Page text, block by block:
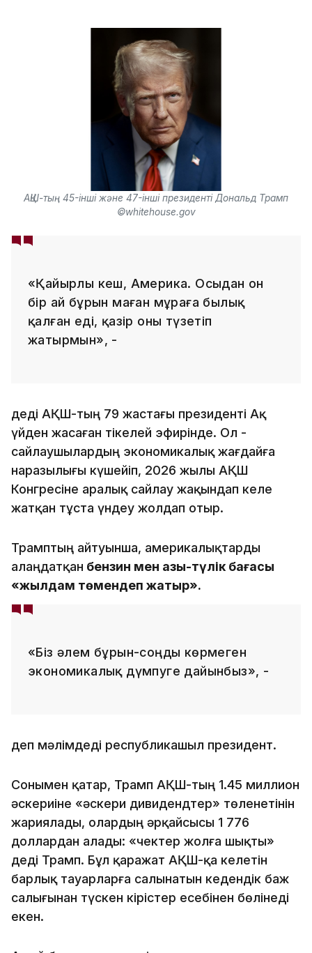
АҚШ-тың 45-інші және 47-інші президенті Дональд Трамп
©whitehouse.gov
«Қайырлы кеш, Америка. Осыдан он
бір ай бұрын маған мұраға былық
қалған еді, қазір оны түзетіп
жатырмын», -
деді АҚШ-тың 79 жастағы президенті Ақ
үйден жасаған тікелей эфирінде. Ол -
сайлаушылардың экономикалық жағдайға
наразылығы күшейіп, 2026 жылы АҚШ
Конгресіне аралық сайлау жақындап келе
жатқан тұста үндеу жолдап отыр.
Трамптың айтуынша, америкалықтарды
алаңдатқан бензин мен азық-түлік бағасы
«жылдам төмендеп жатыр».
«Біз әлем бұрын-соңды көрмеген
экономикалық дүмпуге дайынбыз», -
деп мәлімдеді республикашыл президент.
Сонымен қатар, Трамп АҚШ-тың 1.45 миллион
әскериіне «әскери дивидендтер» төленетінін
жариялады, олардың әрқайсысы 1 776
доллардан алады: «чектер жолға шықты»
деді Трамп. Бұл қаражат АҚШ-қа келетін
барлық тауарларға салынатын кедендік баж
салығынан түскен кірістер есебінен бөлінеді
екен.